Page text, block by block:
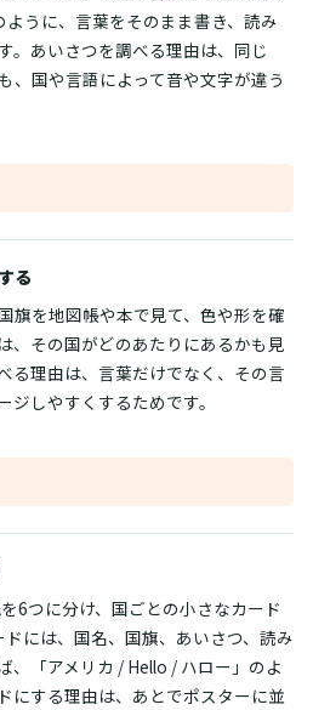
ように、言葉をそのまま書き、読み
。あいさつを調べる理由は、同じ
、国や言語によって音や文字が違う
る
旗を地図帳や本で見て、色や形を確
、その国がどのあたりにあるかも見
る理由は、言葉だけでなく、その言
ジしやすくするためです。
6つに分け、国ごとの小さなカード
には、国名、国旗、あいさつ、読み
、「アメリカ / Hello / ハロー」のよ
にする理由は、あとでポスターに並